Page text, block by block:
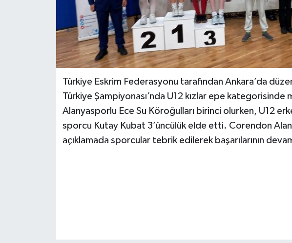
Türkiye Eskrim Federasyonu tarafından Ankara’da
Türkiye Şampiyonası’nda U12 kızlar epe
Alanyasporlu Ece Su Köroğulları birinci olurken, U12
sporcu Kutay Kubat 3’üncülük elde etti. Corendon
açıklamada sporcular tebrik edilerek başarılarının